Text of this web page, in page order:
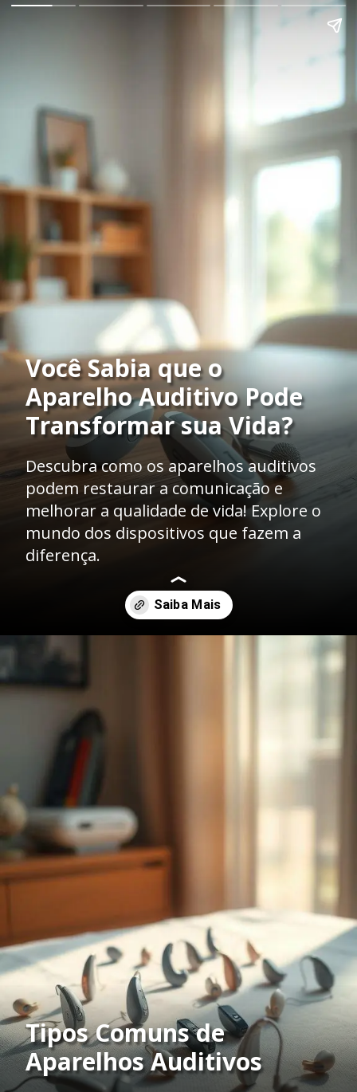
Você Sabia que o
Aparelho Auditivo Pode
Transformar sua Vida?
Descubra como os aparelhos auditivos
podem restaurar a comunicação e
melhorar a qualidade de vida! Explore o
mundo dos dispositivos que fazem a
diferença.
Opening
Tipos Comuns de
Aparelhos Auditivos